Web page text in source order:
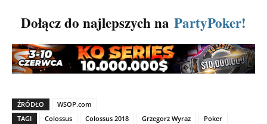
Dołącz do najlepszych na PartyPoker!
ŹRÓDŁO
WSOP.com
TAGI
Colossus Colossus 2018 Grzegorz Wyraz
Poker